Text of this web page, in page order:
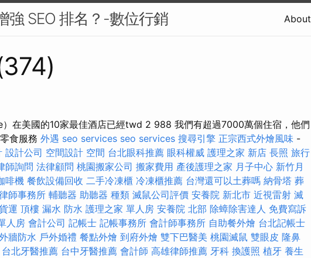
強 SEO 排名？-數位行銷 About
在美國的10家最佳酒店已經twd 2 988 我們有超過7000萬個住宿，他們
食服務 外遇 seo services seo services 搜尋引擎 正宗西式外燴風味 -
設計公司 空間設計 空間 台北眼科推薦 眼科權威 護理之家 新店 長照 旅行
師詢問 法律顧問 桃園搬家公司 搬家費用 產後護理之家 月子中心 新竹月
啡機 餐飲設備回收 二手冷凍櫃 冷凍櫃推薦 台灣還可以土葬嗎 納骨塔 葬
師事務所 輔聽器 助聽器 種類 滅鼠公司評價 安養院 新北市 近視雷射 滅
運 頂樓 漏水 防水 護理之家 單人房 安養院 北部 除蟑除害達人 免費寫訴
人房 會計公司 記帳士 記帳事務所 會計師事務所 自助餐外燴 台北記帳士
牆防水 戶外婚禮 餐點外燴 到府外燴 雙下巴醫美 桃園滅鼠 雙眼皮 隆鼻
台北牙醫推薦 台中牙醫推薦 會計師 高雄律師推薦 牙科 換護照 植牙 養生